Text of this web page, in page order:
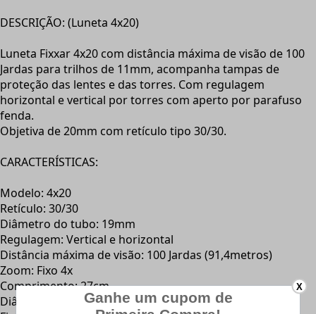
DESCRIÇÃO: (Luneta 4x20)
Luneta Fixxar 4x20 com distância máxima de visão de 100
Jardas para trilhos de 11mm, acompanha tampas de
proteção das lentes e das torres. Com regulagem
horizontal e vertical por torres com aperto por parafuso
fenda.
Objetiva de 20mm com retículo tipo 30/30.
CARACTERÍSTICAS:
Modelo: 4x20
Retículo: 30/30
Diâmetro do tubo: 19mm
Regulagem: Vertical e horizontal
Distância máxima de visão: 100 Jardas (91,4metros)
Zoom: Fixo 4x
Comprimento: 27cm
Diâmetro objetiva: 20mm
X